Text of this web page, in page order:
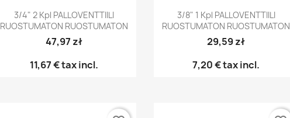
Pikakatselu
3/4" 2 Kpl PALLOVENTTIILI
RUOSTUMATON RUOSTUMATON
47,97 zł
11,67 €tax incl.
Pikakatselu
3/8" 1 Kpl PALLOVENTTIILI
RUOSTUMATON RUOSTUMATON
29,59 zł
7,20 €tax incl.